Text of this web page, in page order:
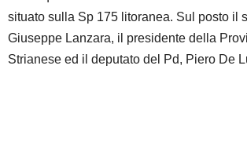
situato sulla Sp 175 litoranea. Sul posto il
Giuseppe Lanzara, il presidente della
Strianese ed il deputato del Pd, Piero De